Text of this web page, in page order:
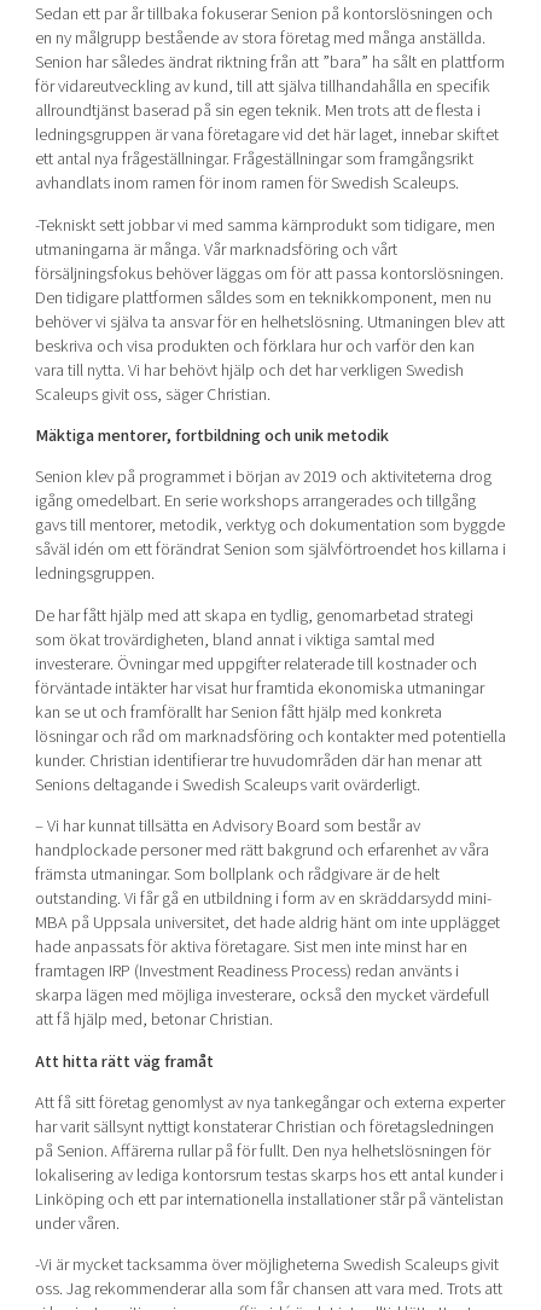
Sedan ett par år tillbaka fokuserar Senion på kontorslösningen och
en ny målgrupp bestående av stora företag med många anställda.
Senion har således ändrat riktning från att ”bara” ha sålt en plattform
för vidareutveckling av kund, till att själva tillhandahålla en specifik
allroundtjänst baserad på sin egen teknik. Men trots att de flesta i
ledningsgruppen är vana företagare vid det här laget, innebar skiftet
ett antal nya frågeställningar. Frågeställningar som framgångsrikt
avhandlats inom ramen för inom ramen för Swedish Scaleups.
-Tekniskt sett jobbar vi med samma kärnprodukt som tidigare, men
utmaningarna är många. Vår marknadsföring och vårt
försäljningsfokus behöver läggas om för att passa kontorslösningen.
Den tidigare plattformen såldes som en teknikkomponent, men nu
behöver vi själva ta ansvar för en helhetslösning. Utmaningen blev att
beskriva och visa produkten och förklara hur och varför den kan
vara till nytta. Vi har behövt hjälp och det har verkligen Swedish
Scaleups givit oss, säger Christian.
Mäktiga mentorer, fortbildning och unik metodik
Senion klev på programmet i början av 2019 och aktiviteterna drog
igång omedelbart. En serie workshops arrangerades och tillgång
gavs till mentorer, metodik, verktyg och dokumentation som byggde
såväl idén om ett förändrat Senion som självförtroendet hos killarna i
ledningsgruppen.
De har fått hjälp med att skapa en tydlig, genomarbetad strategi
som ökat trovärdigheten, bland annat i viktiga samtal med
investerare. Övningar med uppgifter relaterade till kostnader och
förväntade intäkter har visat hur framtida ekonomiska utmaningar
kan se ut och framförallt har Senion fått hjälp med konkreta
lösningar och råd om marknadsföring och kontakter med potentiella
kunder. Christian identifierar tre huvudområden där han menar att
Senions deltagande i Swedish Scaleups varit ovärderligt.
– Vi har kunnat tillsätta en Advisory Board som består av
handplockade personer med rätt bakgrund och erfarenhet av våra
främsta utmaningar. Som bollplank och rådgivare är de helt
outstanding. Vi får gå en utbildning i form av en skräddarsydd mini-
MBA på Uppsala universitet, det hade aldrig hänt om inte upplägget
hade anpassats för aktiva företagare. Sist men inte minst har en
framtagen IRP (Investment Readiness Process) redan använts i
skarpa lägen med möjliga investerare, också den mycket värdefull
att få hjälp med, betonar Christian.
Att hitta rätt väg framåt
Att få sitt företag genomlyst av nya tankegångar och externa experter
har varit sällsynt nyttigt konstaterar Christian och företagsledningen
på Senion. Affärerna rullar på för fullt. Den nya helhetslösningen för
lokalisering av lediga kontorsrum testas skarps hos ett antal kunder i
Linköping och ett par internationella installationer står på väntelistan
under våren.
-Vi är mycket tacksamma över möjligheterna Swedish Scaleups givit
oss. Jag rekommenderar alla som får chansen att vara med. Trots att